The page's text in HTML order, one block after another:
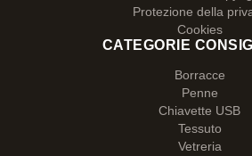
Protezione della
Cookies
CATEGORIE
Borracce
Penne
Chiavette USB
Tessuto
Vetreria